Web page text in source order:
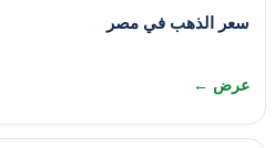
سعر الذهب في مصر
عرض ←